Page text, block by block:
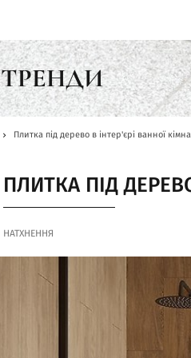
ТРЕНДИ
Плитка під дерево в інтер'єрі ванної
ПЛИТКА ПІД
НАТХНЕННЯ